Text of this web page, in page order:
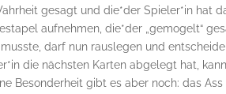
gesagt und die*der Spieler*in hat
aufnehmen, die*der „gemogelt“
darf nun rauslegen und
die nächsten Karten abgelegt hat, kann
Besonderheit gibt es aber noch: das